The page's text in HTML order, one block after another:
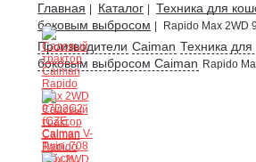
Главная Каталог Техника для
боковым выбросом
Rapido Max 2WD
Производители Caiman Техника
боковым выбросом Caiman Rapido